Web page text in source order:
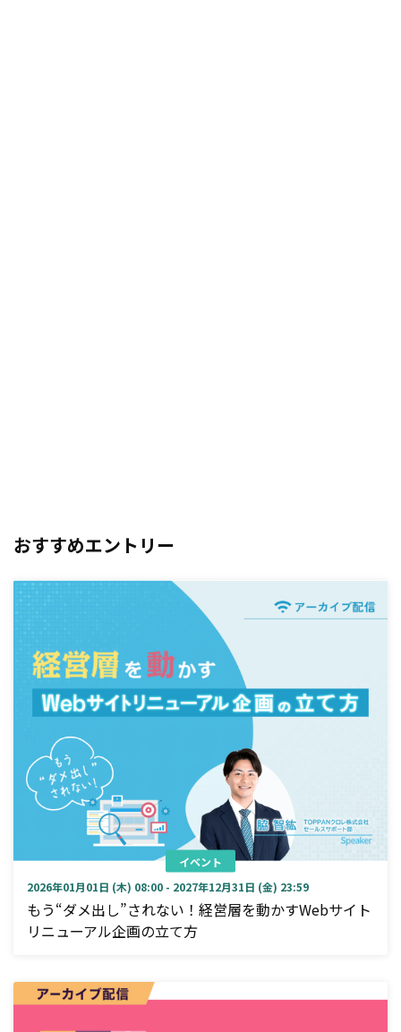
おすすめエントリー
イベント
2026年01月01日 (木) 08:00 - 2027年12月31日 (金) 23:59
もう“ダメ出し”されない！経営層を動かすWebサイト
リニューアル企画の立て方